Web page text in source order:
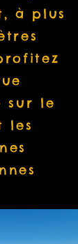
à plus
sur le
les